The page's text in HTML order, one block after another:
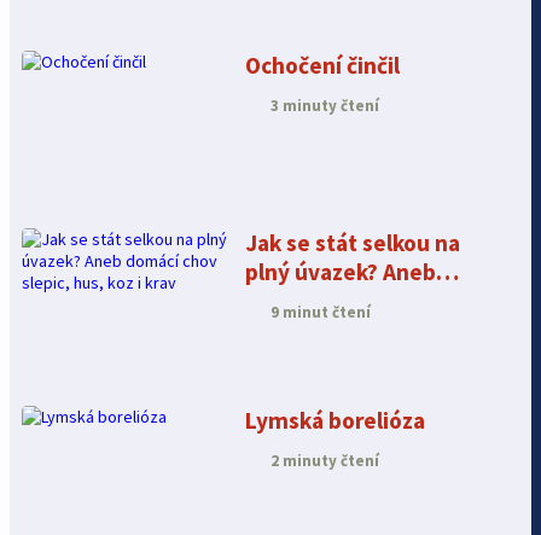
Ochočení činčil
3 minuty čtení
Jak se stát selkou na
plný úvazek? Aneb
domácí chov slepic,
9 minut čtení
Lymská borelióza
2 minuty čtení